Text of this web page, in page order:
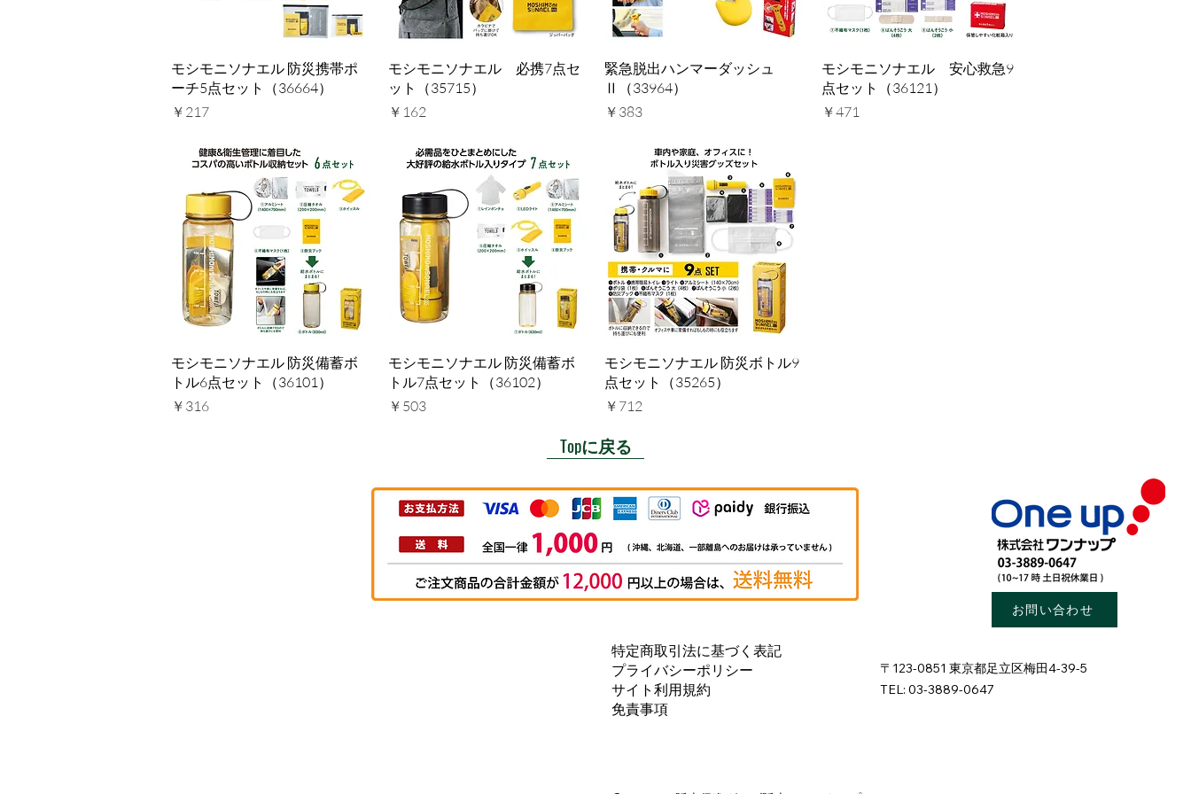
クイックビュー
モシモニソナエル 防災携帯ポ
ーチ5点セット（36664）
価格
￥217
クイックビュー
モシモニソナエル 必携7点セ
ット（35715）
価格
￥162
クイックビュー
緊急脱出ハンマーダッシュ
Ⅱ（33964）
価格
￥383
クイックビュー
モシモニソナエル 安心救急9
点セット（36121）
価格
￥471
クイックビュー
モシモニソナエル 防災備蓄ボ
トル6点セット（36101）
価格
￥316
クイックビュー
モシモニソナエル 防災備蓄ボ
トル7点セット（36102）
価格
￥503
クイックビュー
モシモニソナエル 防災ボトル9
点セット（35265）
価格
￥712
Topに戻る
お問い合わせ
特定商取引法に基づく表記
プライバシーポリシー
サイト利用規約
免責事項
〒123-0851 東京都足立区梅田4-39-5
TEL: 03-3889-0647